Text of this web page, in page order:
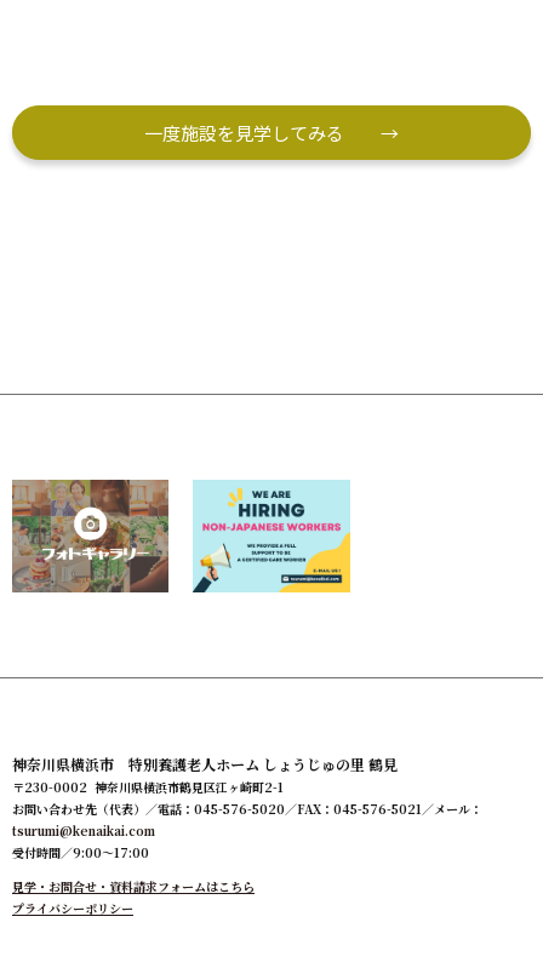
一度施設を見学してみる →
神奈川県横浜市 特別養護老人ホーム しょうじゅの里 鶴見
〒230-0002 神奈川県横浜市鶴見区江ヶ崎町2-1
お問い合わせ先（代表）／電話：045-576-5020／FAX：045-576-5021／メール：
tsurumi@kenaikai.com
受付時間／9:00～17:00
見学・お問合せ・資料請求フォームはこちら
プライバシーポリシー